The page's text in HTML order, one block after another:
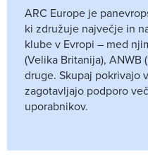
ARC Europe je
ki združuje največje in
klube v Evropi – med
(Velika Britanija), ANWB
druge. Skupaj pokrivajo
zagotavljajo podporo
uporabnikov.